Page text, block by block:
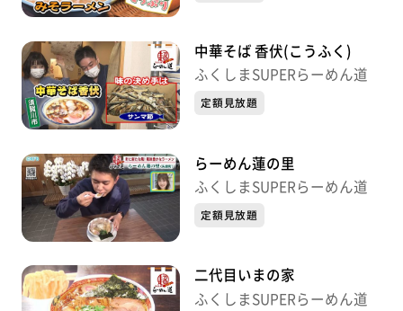
中華そば 香伏(こうふく)
ふくしまSUPERらーめん道
定額見放題
らーめん蓮の里
ふくしまSUPERらーめん道
定額見放題
二代目いまの家
ふくしまSUPERらーめん道